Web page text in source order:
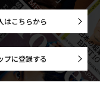
はこちらから
プに登録する